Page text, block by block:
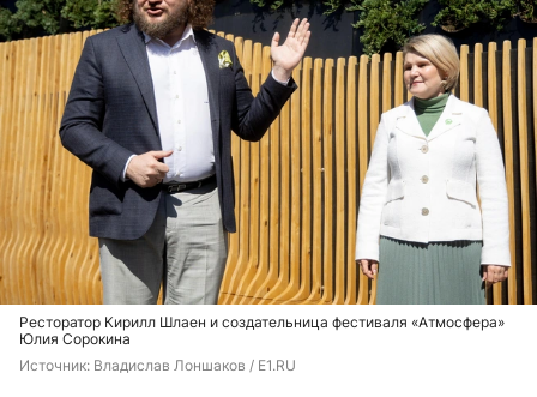
Ресторатор Кирилл Шлаен и создательница фестиваля «Атмосфера»
Юлия Сорокина
Источник: Владислав Лоншаков / E1.RU